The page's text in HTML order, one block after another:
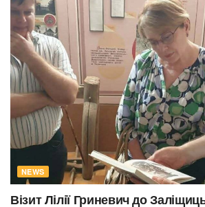
NEWS
Візит Лілії Гриневич до